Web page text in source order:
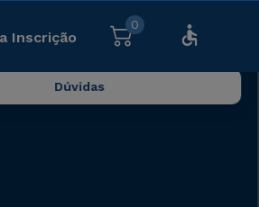
Inscrição
0
Dúvidas